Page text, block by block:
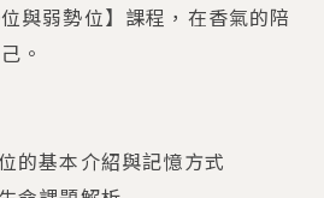
與弱勢位】課程，在香氣的陪
。
的基本介紹與記憶方式